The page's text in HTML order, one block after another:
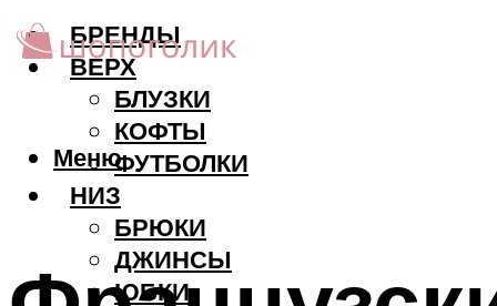
БРЕНДЫ
ВЕРХ
БЛУЗКИ
КОФТЫ
ФУТБОЛКИ
НИЗ
БРЮКИ
ДЖИНСЫ
ЮБКИ
Меню